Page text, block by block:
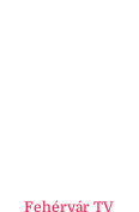
Fehérvár TV